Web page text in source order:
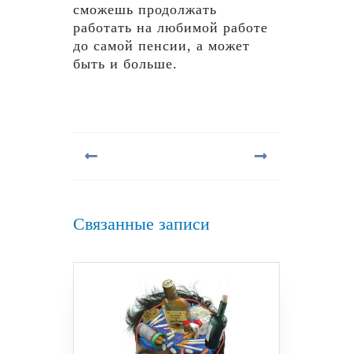
сможешь продолжать
работать на любимой работе
до самой пенсии, а может
быть и больше.
записям
Связанные записи